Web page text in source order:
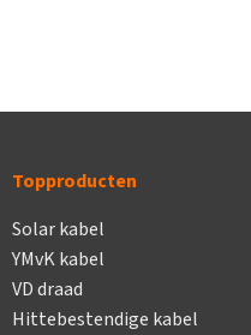
Topproducten
Solar kabel
YMvK kabel
VD draad
Hittebestendige kabel